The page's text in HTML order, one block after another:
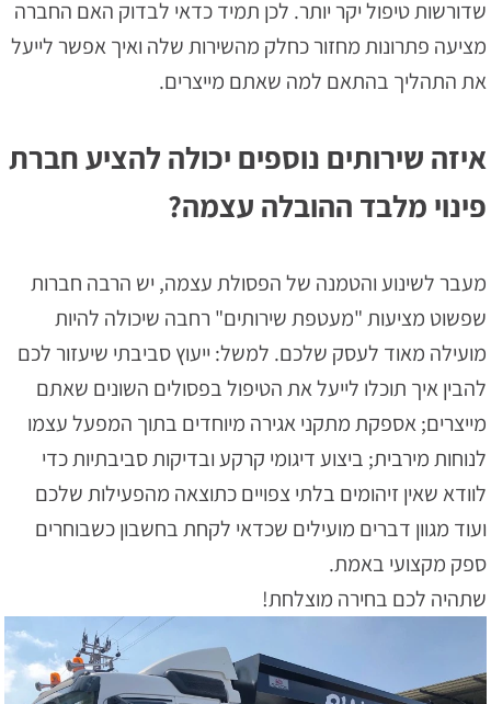
שדורשות טיפול יקר יותר. לכן תמיד כדאי לבדוק האם החברה
מציעה פתרונות מחזור כחלק מהשירות שלה ואיך אפשר לייעל
את התהליך בהתאם למה שאתם מייצרים.
איזה שירותים נוספים יכולה להציע חברת
פינוי מלבד ההובלה עצמה?
מעבר לשינוע והטמנה של הפסולת עצמה, יש הרבה חברות
שפשוט מציעות "מעטפת שירותים" רחבה שיכולה להיות
מועילה מאוד לעסק שלכם. למשל: ייעוץ סביבתי שיעזור לכם
להבין איך תוכלו לייעל את הטיפול בפסולים השונים שאתם
מייצרים; אספקת מתקני אגירה מיוחדים בתוך המפעל עצמו
לנוחות מירבית; ביצוע דיגומי קרקע ובדיקות סביבתיות כדי
לוודא שאין זיהומים בלתי צפויים כתוצאה מהפעילות שלכם
ועוד מגוון דברים מועילים שכדאי לקחת בחשבון כשבוחרים
ספק מקצועי באמת.
שתהיה לכם בחירה מוצלחת!